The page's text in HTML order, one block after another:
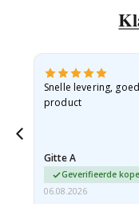
Snelle levering, goed
product
Gitte A
Geverifieerde
06.08.2026